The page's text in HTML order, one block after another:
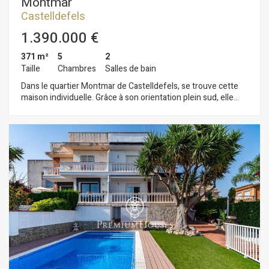
l'autoroute C-32 et des transports en commun.
Castelldefels
1.390.000 €
371 m²
Taille
5
Chambres
2
Salles de bain
Dans le quartier Montmar de Castelldefels, se trouve cette
maison individuelle. Grâce à son orientation plein sud, elle
maison est répartie sur quatre niveaux. Au premier niveau,
l'espace de vie se compose d'un salon spacieux et lumineux
avec cheminée, offrant une vue panoramique à couper le
souffle sur Barcelone, la mer Méditerranée et les montagnes.
Nous y trouvons également une cuisine indépendante avec
accès direct à l'extérieur, une salle de bain complète et une
buanderie pratique. Un balcon prolonge la vue et accentue la
sensation d'espace. Le deuxième niveau abrite l'espace nuit,
composé de quatre chambres doubles, toutes dotées de
placards intégrés et bénéficiant d'une excellente luminosité.
Deux d'entre elles donnent accès à un balcon offrant une vue
privilégiée. Une salle de bain complète dessert ce niveau. Le